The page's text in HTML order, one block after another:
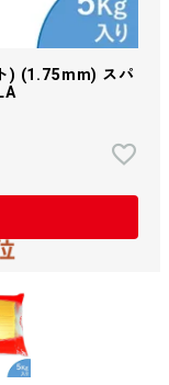
) (1.75mm) スパ